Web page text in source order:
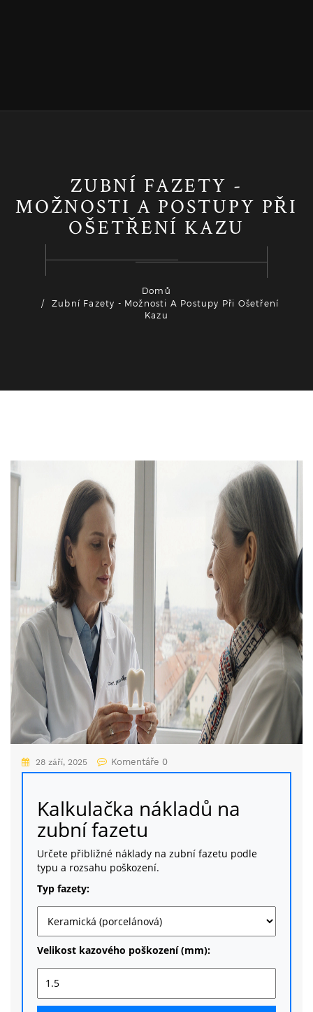
ZUBNÍ FAZETY -
MOŽNOSTI A POSTUPY PŘI
OŠETŘENÍ KAZU
Domů
Zubní Fazety - Možnosti A Postupy Při Ošetření
Kazu
28 září, 2025 Komentáře 0
Kalkulačka nákladů na
zubní fazetu
Určete přibližné náklady na zubní fazetu podle
typu a rozsahu poškození.
Typ fazety:
Velikost kazového poškození (mm):